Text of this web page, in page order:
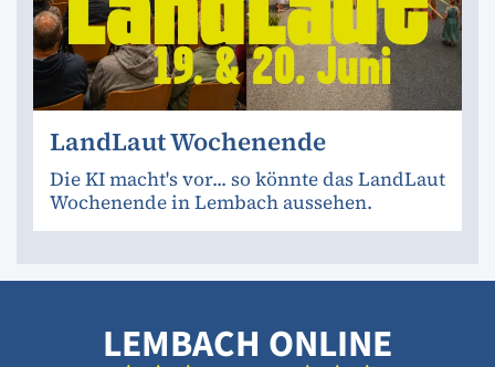
LandLaut Wochenende
Die KI macht's vor... so könnte das LandLaut
Wochenende in Lembach aussehen.
LEMBACH ONLINE